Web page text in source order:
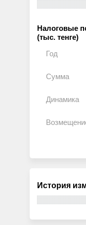
Налоговые
(тыс. тенге)
История